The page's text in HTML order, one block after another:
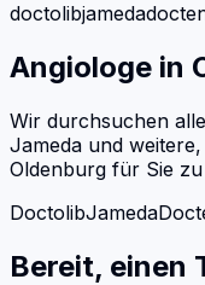
doctolibjameda
Angiologe in
Wir durchsuchen
Jameda und
Oldenburg für Sie
DoctolibJameda
Bereit, einen